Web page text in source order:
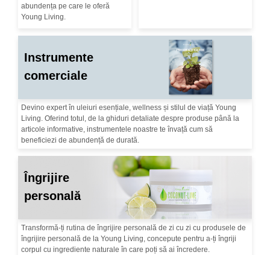
abundența pe care le oferă
Young Living.
Instrumente
comerciale
Devino expert în uleiuri esențiale, wellness și stilul de viață Young
Living. Oferind totul, de la ghiduri detaliate despre produse până la
articole informative, instrumentele noastre te învață cum să
beneficiezi de abundență de durată.
Îngrijire
personală
Transformă-ți rutina de îngrijire personală de zi cu zi cu produsele de
îngrijire personală de la Young Living, concepute pentru a-ți îngriji
corpul cu ingrediente naturale în care poți să ai încredere.